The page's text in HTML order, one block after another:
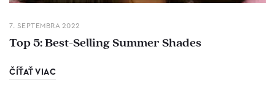
7. SEPTEMBRA 2022
Top 5: Best-Selling Summer Shades
ČÍŤAŤ VIAC